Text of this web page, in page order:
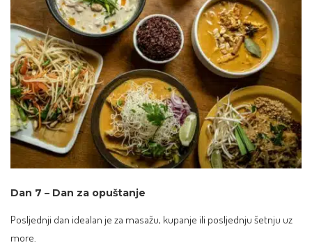
Dan 7 – Dan za opuštanje
Posljednji dan idealan je za masažu, kupanje ili posljednju šetnju uz
more.